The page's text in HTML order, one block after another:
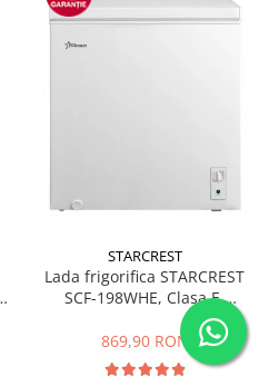
STARCREST
Lada frigorifica STARCREST
SCF-198WHE, Clasa E,
Capacitate 198L, Sistem
convertibil - functie frigider,
Termostat reglabil, Alb
869,90 RON